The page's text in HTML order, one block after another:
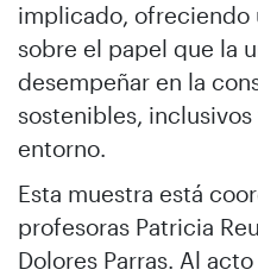
implicado, ofreciendo
sobre el papel que la
desempeñar en la
sostenibles,
entorno.
Esta muestra está
profesoras Patricia
Dolores Parras. Al